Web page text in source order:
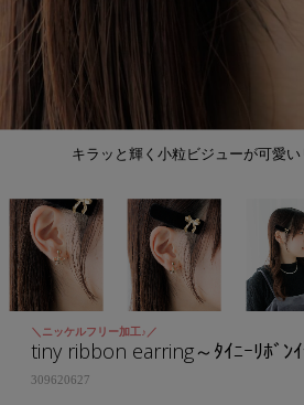
キラッと輝く小粒ビジューが可愛
＼ニッケルフリー加工♪／
tiny ribbon earring～ﾀｲﾆｰﾘﾎﾞﾝｲ
309620627